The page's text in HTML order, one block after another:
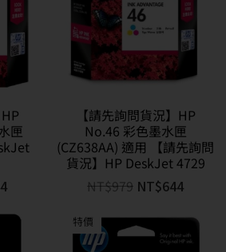
匣
【請先詢問貨況】HP
No.46 彩色墨水匣
(CZ638AA) 適用 【請先詢問
貨況】HP DeskJet 4729
NT$979 NT$644
特價